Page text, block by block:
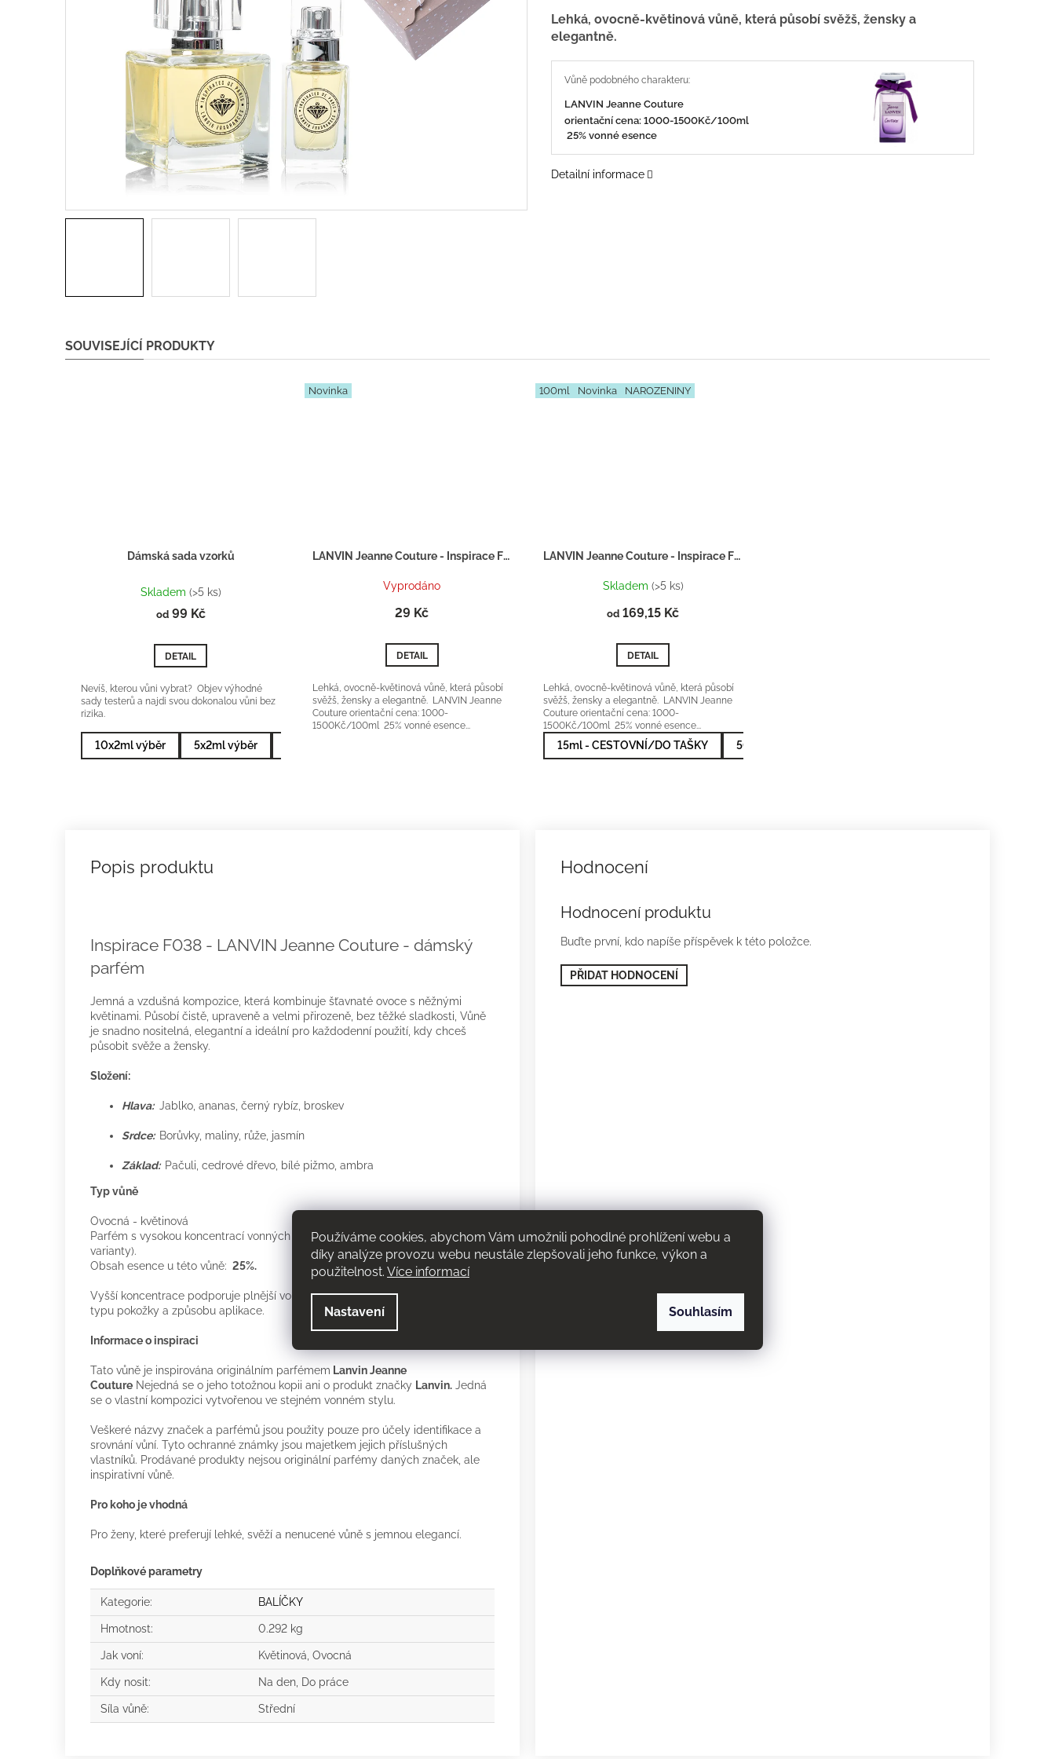
Používáme cookies, abychom Vám umožnili pohodlné prohlížení webu a
díky analýze provozu webu neustále zlepšovali jeho funkce, výkon a
použitelnost. Více informací
Nastavení Souhlasím
Lehká, ovocně-květinová vůně, která působí svěžš, žensky a
elegantně.
LANVIN Jeanne Couture
orientační cena: 1000-1500Kč/100ml
25% vonné esence
Detailní informace
SOUVISEJÍCÍ PRODUKTY
Dámská sada vzorků
hodnocení
je
z
5
Skladem (>5 ks)
od99 Kč
DETAIL
Nevíš, kterou vůni vybrat? Objev výhodné
sady testerů a najdi svou dokonalou vůni bez
rizika.
10x2ml výběr 5x2ml výběr
Novinka
LANVIN Jeanne Couture - Inspirace F038 - tester 2ml
Vyprodáno
29 Kč
DETAIL
Lehká, ovocně-květinová vůně, která působí
svěžš, žensky a elegantně. LANVIN Jeanne
Couture orientační cena: 1000-
1500Kč/100ml 25% vonné esence...
100ml Novinka NAROZENINY
LANVIN Jeanne Couture - Inspirace F038
Skladem (>5 ks)
od 169,15 Kč
DETAIL
Lehká, ovocně-květinová vůně, která působí
svěžš, žensky a elegantně. LANVIN Jeanne
Couture orientační cena: 1000-
1500Kč/100ml 25% vonné esence...
15ml - CESTOVNÍ/DO TAŠKY 50ml - NEJPRODÁVANĚJŠÍ
Inspirace F038 - LANVIN Jeanne Couture - dámský
parfém
Jemná a vzdušná kompozice, která kombinuje šťavnaté ovoce s něžnými
květinami. Působí čistě, upraveně a velmi přirozeně, bez těžké sladkosti, Vůně
je snadno nositelná, elegantní a ideální pro každodenní použití, kdy chceš
působit svěže a žensky.
Složení:
Hlava: Jablko, ananas, černý rybíz, broskev
Srdce: Borůvky, maliny, růže, jasmín
Základ: Pačuli, cedrové dřevo, bílé pižmo, ambra
Typ vůně
Ovocná - květinová
Parfém s vysokou koncentrací vonných složek (20–30 % dle konkrétní
varianty).
Obsah esence u této vůně: 25%.
Vyšší koncentrace podporuje plnější vonný projev. Výdrž je individuální dle
typu pokožky a způsobu aplikace.
Informace o inspiraci
Tato vůně je inspirována originálním parfémem Lanvin Jeanne
Couture Nejedná se o jeho totožnou kopii ani o produkt značky Lanvin. Jedná
se o vlastní kompozici vytvořenou ve stejném vonném stylu.
Veškeré názvy značek a parfémů jsou použity pouze pro účely identifikace a
srovnání vůní. Tyto ochranné známky jsou majetkem jejich příslušných
vlastníků. Prodávané produkty nejsou originální parfémy daných značek, ale
inspirativní vůně.
Pro koho je vhodná
Pro ženy, které preferují lehké, svěží a nenucené vůně s jemnou elegancí.
Doplňkové parametry
Kategorie: BALÍČKY
Hmotnost: 0.292 kg
Jak voní: Květinová, Ovocná
Kdy nosit: Na den, Do práce
Síla vůně: Střední
Hodnocení produktu
Buďte první, kdo napíše příspěvek k této položce.
PŘIDAT HODNOCENÍ